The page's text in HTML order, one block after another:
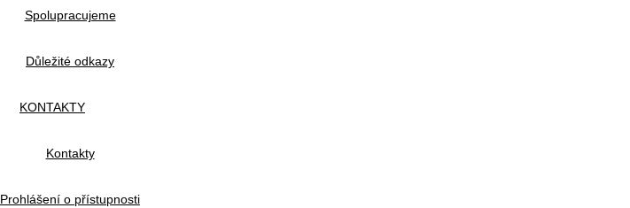
Spolupracujeme
Důležité odkazy
KONTAKTY
Kontakty
Prohlášení o přístupnosti